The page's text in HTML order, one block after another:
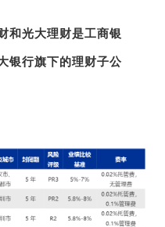
和光大理财是工商银
银行旗下的理财子公